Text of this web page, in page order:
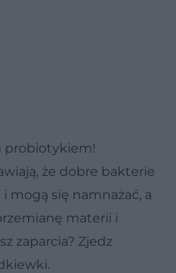
probiotykiem!
że dobre bakterie
mogą się namnażać, a
materii i
zaparcia? Zjedz